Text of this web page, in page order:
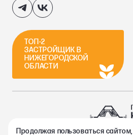
ТОП-2
ЗАСТРОЙЩИК В
НИЖЕГОРОДСКОЙ
ОБЛАСТИ
Продолжая пользоваться